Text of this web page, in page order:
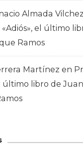
Almada Vilchez
el último
Ramos
Martínez en
último libro de Juan